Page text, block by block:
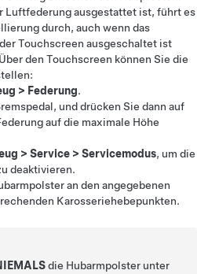
Luftfederung ausgestattet ist, führt es
durch, auch wenn das
Touchscreen ausgeschaltet ist
den Touchscreen können Sie die
> Federung.
und drücken Sie dann auf
auf die maximale Höhe
> Service > Servicemodus, um die
deaktivieren.
an den angegebenen
Karosseriehebepunkten.
die Hubarmpolster unter